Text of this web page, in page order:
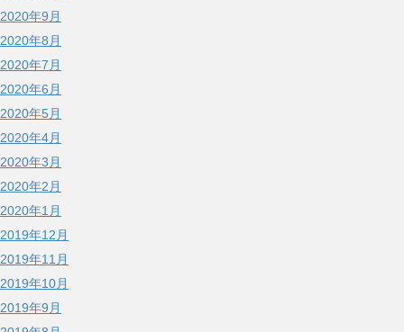
2020年9月
2020年8月
2020年7月
2020年6月
2020年5月
2020年4月
2020年3月
2020年2月
2020年1月
2019年12月
2019年11月
2019年10月
2019年9月